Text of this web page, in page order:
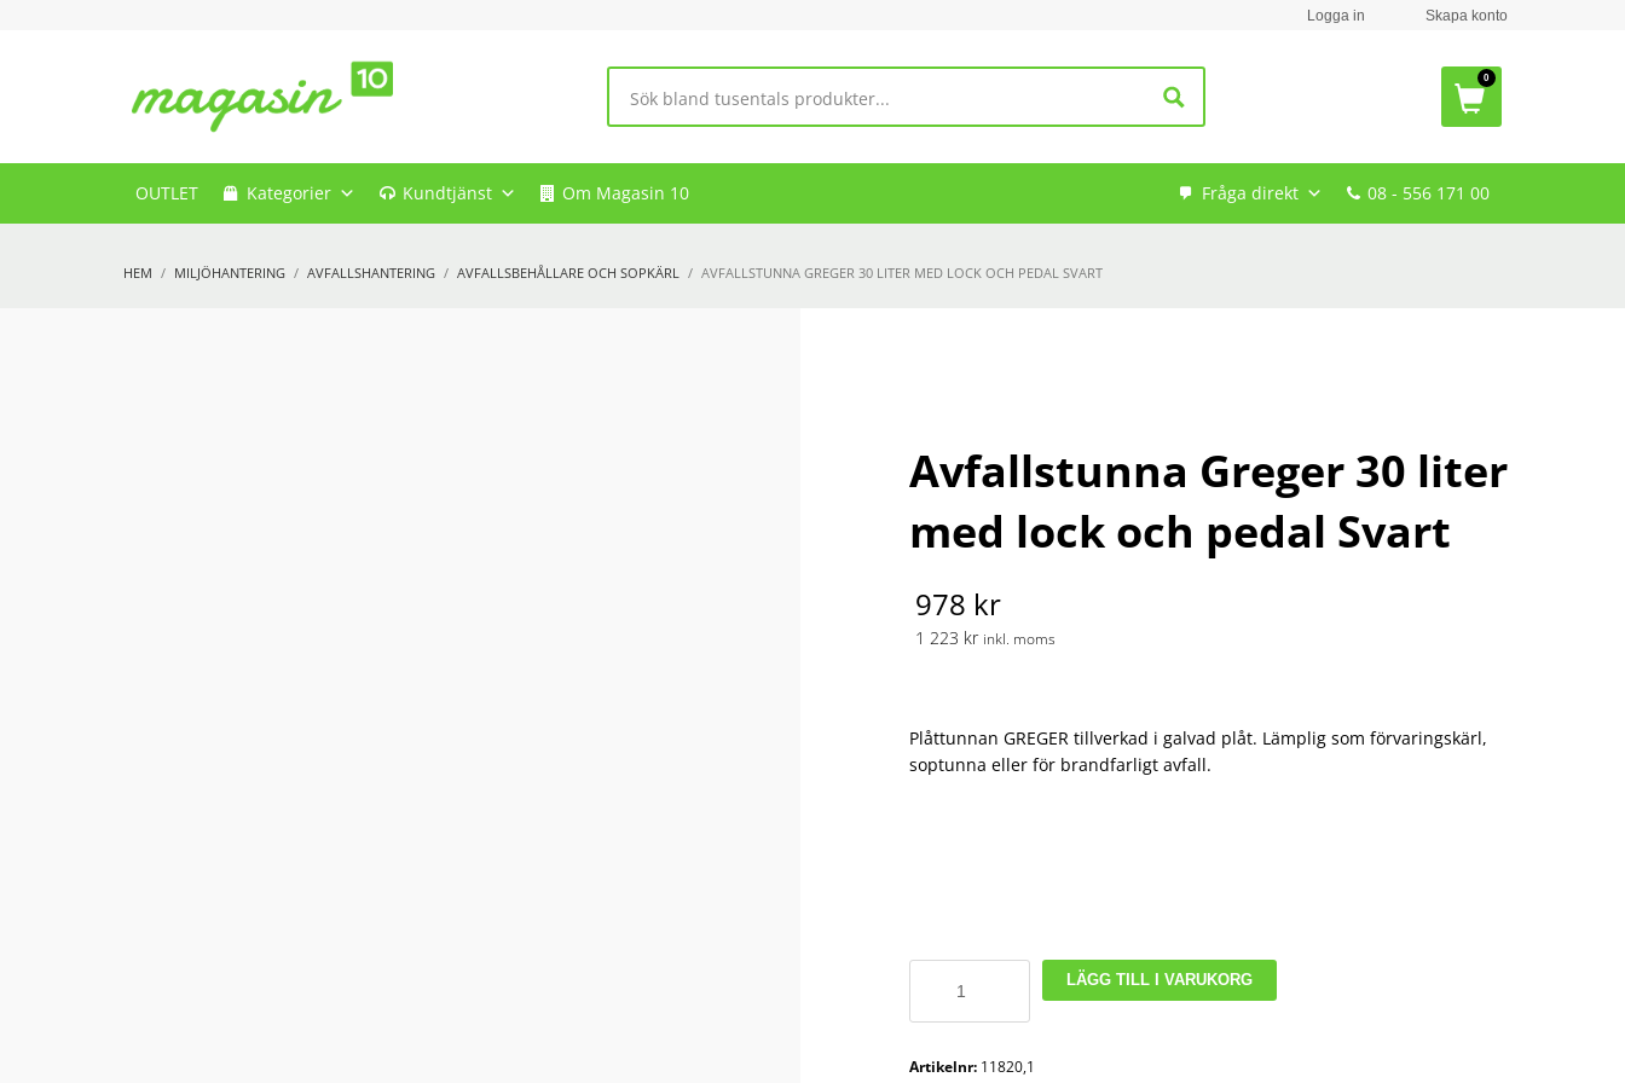
Logga in Skapa konto
OUTLET Kategorier Kundtjänst Om Magasin 10 08 - 556 171 00
Fråga direkt
HEM MILJÖHANTERING AVFALLSHANTERING AVFALLSBEHÅLLARE OCH SOPKÄRL AVFALLSTUNNA GREGER 30 LITER MED LOCK OCH PEDAL SVART
Avfallstunna Greger 30 liter
med lock och pedal Svart
978 kr
1 223 kr inkl. moms
Plåttunnan GREGER tillverkad i galvad plåt. Lämplig som förvaringskärl,
soptunna eller för brandfarligt avfall.
Greger
30
med
LÄGG TILL I VARUKORG
Artikelnr: 11820,1